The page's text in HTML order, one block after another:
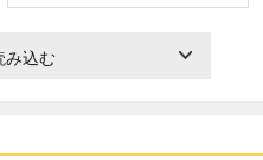
み込む